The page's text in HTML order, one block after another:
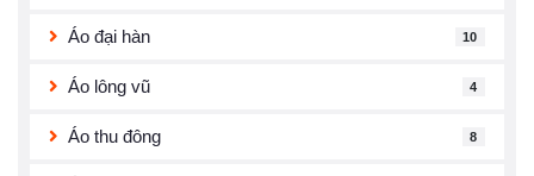
Áo đại hàn 10
Áo lông vũ 4
Áo thu đông 8